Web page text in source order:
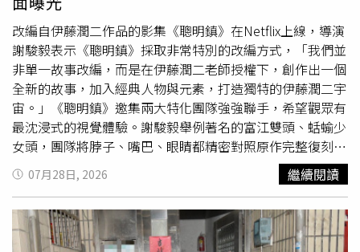
所為顯已違反公務員服務法相關規定，違失事證明確且情節
重大，洵有公務員懲戒法第2條第1款應受懲戒之事由，爰依
法提案彈劾，並移送懲戒法院審理，依法懲戒。
待要開始新生活，如今卻死在公公刀下，希望司法嚴懲加害
者父子，還死者和其女兒公道。
改編自伊藤潤二作品的影集《聰明鎮》在Netflix上線，導演
謝駿毅表示《聰明鎮》採取非常特別的改編方式，「我們並
非單一故事改編，而是在伊藤潤二老師授權下，創作出一個
全新的故事，加入經典人物與元素，打造獨特的伊藤潤二宇
宙。」《聰明鎮》邀集兩大特化團隊強強聯手，希望觀眾有
最沈浸式的視覺體驗。謝駿毅舉例著名的富江雙頭、蛞蝓少
女頭，團隊將脖子、嘴巴、眼睛都精密對照原作完整復刻，
相信漫畫粉絲一眼就能認出，沒看過漫畫的觀眾也能感受到
伊藤潤二世界的獨特魅力。除了富江、蛞蝓少女，宋柏緯劇
中飾演的學霸富克勤，原型取材自短篇《富夫紅色高領
衫》，他一心追求進入衝刺班、考上榜首，為詮釋追求成績
不擇手段的瘋狂樣貌，宋柏緯狂甩自己巴掌、拿鉛筆插大
07月28日, 2026 繼續閱讀